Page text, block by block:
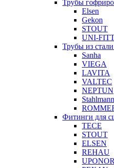
Трубы
Elsen
Gekon
STOUT
UNI-
Трубы из стали
Sanha
VIEGA
LAVITA
VALTEC
NEPTUN
Stahlmann
Фитинги для
TECE
STOUT
ELSEN
REHAU
UPONOR